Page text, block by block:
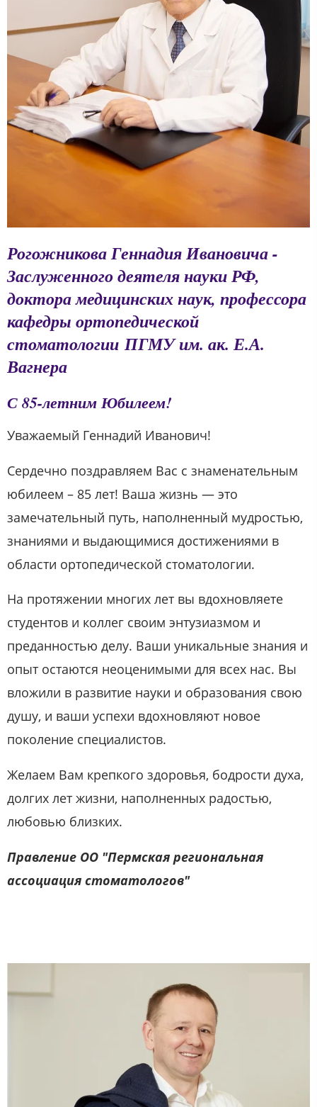
Рогожникова Геннадия Ивановича -
Заслуженного деятеля науки РФ,
доктора медицинских наук, профессора
кафедры ортопедической
стоматологии ПГМУ им. ак. Е.А.
Вагнера
С 85-летним Юбилеем!
Уважаемый Геннадий Иванович!
Сердечно поздравляем Вас с знаменательным
юбилеем – 85 лет! Ваша жизнь — это
замечательный путь, наполненный мудростью,
знаниями и выдающимися достижениями в
области ортопедической стоматологии.
На протяжении многих лет вы вдохновляете
студентов и коллег своим энтузиазмом и
преданностью делу. Ваши уникальные знания и
опыт остаются неоценимыми для всех нас. Вы
вложили в развитие науки и образования свою
душу, и ваши успехи вдохновляют новое
поколение специалистов.
Желаем Вам крепкого здоровья, бодрости духа,
долгих лет жизни, наполненных радостью,
любовью близких.
Правление ОО "Пермская региональная
ассоциация стоматологов"